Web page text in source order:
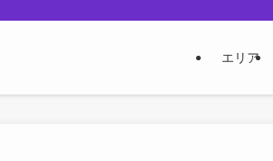
エリア